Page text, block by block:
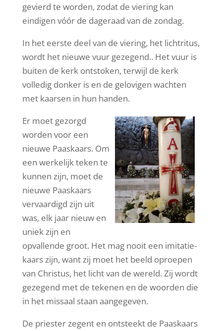
gevierd te worden, zodat de viering kan
eindigen vóór de dageraad van de zondag.
In het eerste deel van de viering, het lichtritus,
wordt het nieuwe vuur gezegend.. Het vuur is
buiten de kerk ontstoken, terwijl de kerk
volledig donker is en de gelovigen wachten
met kaarsen in hun handen.
Er moet gezorgd
worden voor een
nieuwe Paaskaars. Om
een werkelijk teken te
kunnen zijn, moet de
nieuwe Paaskaars
vervaardigd zijn uit
was, elk jaar nieuw en
uniek zijn en
opvallende groot. Het mag nooit een imitatie-
kaars zijn, want zij moet het beeld oproepen
van Christus, het licht van de wereld. Zij wordt
gezegend met de tekenen en de woorden die
in het missaal staan aangegeven.
De priester zegent en ontsteekt de Paaskaars